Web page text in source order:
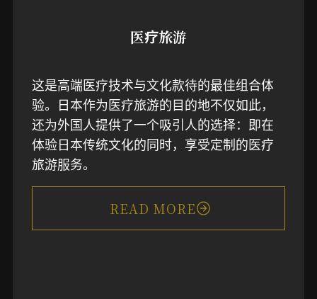
医疗旅游
这是高端医疗技术与文化款待的最佳组合体
验。日本作为医疗旅游的目的地不仅如此，
还为外国人提供了一个吸引人的选择：即在
体验日本传统文化的同时，享受定制的医疗
旅游服务。
READ MORE